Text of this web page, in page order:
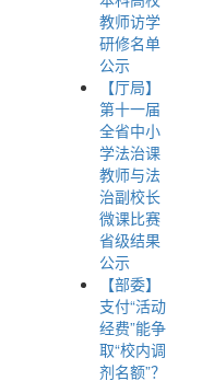
教师访学
研修名单
公示
【厅局】
第十一届
全省中小
学法治课
教师与法
治副校长
微课比赛
省级结果
公示
【部委】
支付“活动
经费”能争
取“校内调
剂名额”？